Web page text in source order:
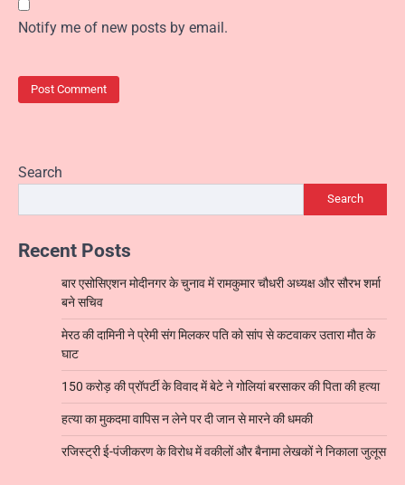
Notify me of new posts by email.
Search
Search
Recent Posts
बार एसोसिएशन मोदीनगर के चुनाव में रामकुमार चौधरी अध्यक्ष और सौरभ शर्मा
बने सचिव
मेरठ की दामिनी ने प्रेमी संग मिलकर पति को सांप से कटवाकर उतारा मौत के
घाट
150 करोड़ की प्रॉपर्टी के विवाद में बेटे ने गोलियां बरसाकर की पिता की हत्या
हत्या का मुकदमा वापिस न लेने पर दी जान से मारने की धमकी
रजिस्ट्री ई-पंजीकरण के विरोध में वकीलों और बैनामा लेखकों ने निकाला जुलूस